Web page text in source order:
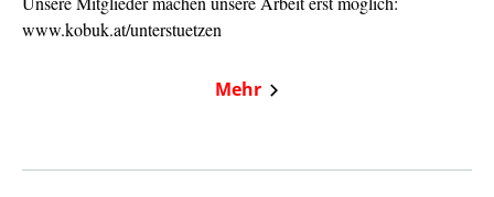
www.kobuk.at/unterstuetzen
Mehr